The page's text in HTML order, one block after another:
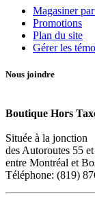
Magasiner
Promotions
Plan du site
Gérer les
Nous joindre
Boutique Hors
Située à la jonction
des Autoroutes 55
entre Montréal et
Téléphone: (819)